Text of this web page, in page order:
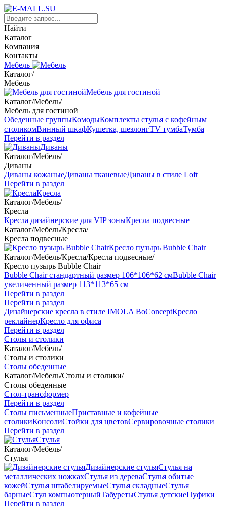
Найти
Каталог
Компания
Контакты
Мебель
Каталог/
Мебель
Мебель для гостиной
Каталог/Мебель/
Мебель для гостиной
Обеденные группыКомодыКомплекты стулья с кофейным
столикомВинный шкафКушетка, шезлонгTV тумбаТумба
Перейти в раздел
Диваны
Каталог/Мебель/
Диваны
Диваны кожаныеДиваны тканевыеДиваны в стиле Loft
Перейти в раздел
Кресла
Каталог/Мебель/
Кресла
Кресла дизайнерские для VIP зоныКресла подвесные
Каталог/Мебель/Кресла/
Кресла подвесные
Кресло пузырь Bubble Chair
Каталог/Мебель/Кресла/Кресла подвесные/
Кресло пузырь Bubble Chair
Bubble Chair стандартный размер 106*106*62 смBubble Chair
увеличенный размер 113*113*65 см
Перейти в раздел
Перейти в раздел
Дизайнерские кресла в стиле IMOLA BoConceptКресло
реклайнерКресло для офиса
Перейти в раздел
Столы и столики
Каталог/Мебель/
Столы и столики
Столы обеденные
Каталог/Мебель/Столы и столики/
Столы обеденные
Стол-трансформер
Перейти в раздел
Столы письменныеПриставные и кофейные
столикиКонсолиСтойки для цветовСервировочные столики
Перейти в раздел
Стулья
Каталог/Мебель/
Стулья
Дизайнерские стульяСтулья на
металлических ножкахСтулья из дереваСтулья обитые
кожейСтулья штабелируемыеСтулья складныеСтулья
барныеСтул компьютерныйТабуретыСтулья детскиеПуфики
Перейти в раздел